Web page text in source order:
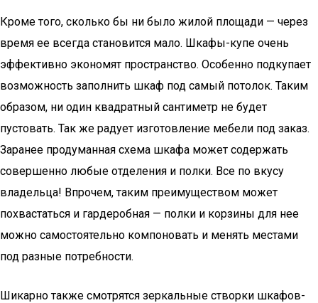
Кроме того, сколько бы ни было жилой площади — через
время ее всегда становится мало. Шкафы-купе очень
эффективно экономят пространство. Особенно подкупает
возможность заполнить шкаф под самый потолок. Таким
образом, ни один квадратный сантиметр не будет
пустовать. Так же радует изготовление мебели под заказ.
Заранее продуманная схема шкафа может содержать
совершенно любые отделения и полки. Все по вкусу
владельца! Впрочем, таким преимуществом может
похвастаться и гардеробная — полки и корзины для нее
можно самостоятельно компоновать и менять местами
под разные потребности.
Шикарно также смотрятся зеркальные створки шкафов-